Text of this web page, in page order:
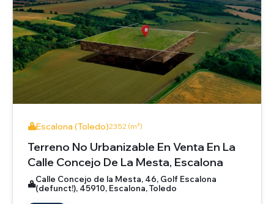
Escalona (Toledo)2352 (m²)
Terreno No Urbanizable En Venta En La
Calle Concejo De La Mesta, Escalona
Calle Concejo de la Mesta, 46, Golf Escalona
(defunct!), 45910, Escalona, Toledo